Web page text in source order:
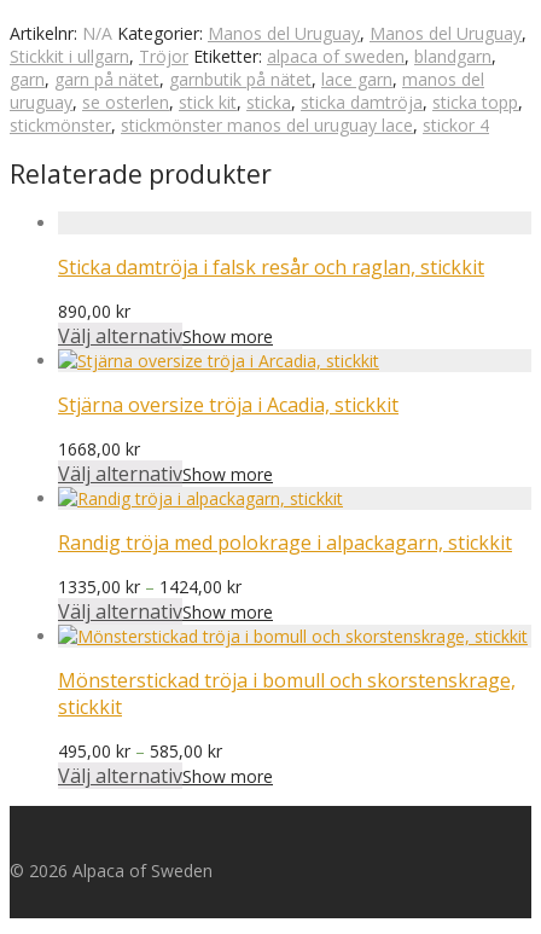
Artikelnr: N/A Kategorier: Manos del Uruguay, Manos del Uruguay,
Stickkit i ullgarn, Tröjor Etiketter: alpaca of sweden, blandgarn,
garn, garn på nätet, garnbutik på nätet, lace garn, manos del
uruguay, se osterlen, stick kit, sticka, sticka damtröja, sticka topp,
stickmönster, stickmönster manos del uruguay lace, stickor 4
Relaterade produkter
Sticka damtröja i falsk resår och raglan, stickkit
890,00 kr
Välj alternativShow more
Stjärna oversize tröja i Acadia, stickkit
1668,00 kr
Välj alternativShow more
Randig tröja med polokrage i alpackagarn, stickkit
1335,00 kr – 1424,00 krPrisintervall:
1335,00 kr
till
Välj alternativShow more
Mönsterstickad tröja i bomull och skorstenskrage,
stickkit
495,00 kr – 585,00 krPrisintervall:
495,00 kr
Välj alternativShow more
© 2026 Alpaca of Sweden